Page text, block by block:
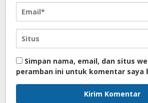
Simpan nama, email, dan situs
peramban ini untuk komentar saya